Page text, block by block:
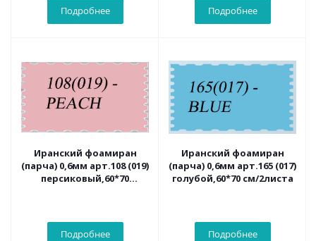
Подробнее Подробнее
Иранский фоамиран
(парча) 0,6мм арт.108 (019)
персиковый,60*70
Подробнее
Иранский фоамиран
(парча) 0,6мм арт.165 (017)
голубой,60*70 см/2листа
Подробнее